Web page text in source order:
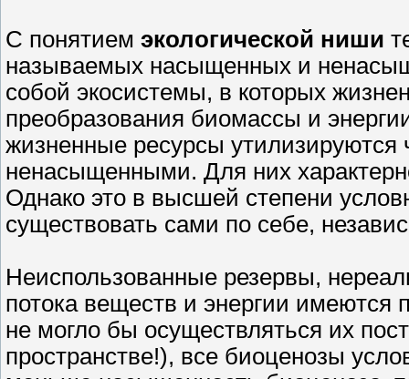
С понятием экологической ниши
называемых насыщенных и
собой экосистемы, в которых
преобразования биомассы и
жизненные ресурсы
ненасыщенными. Для них
Однако это в высшей степени
существовать сами по себе,
Неиспользованные резервы,
потока веществ и энергии имеются
не могло бы осуществляться их
пространстве!), все биоценозы